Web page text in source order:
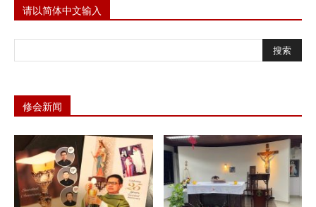
请以简体中文输入
修会新闻